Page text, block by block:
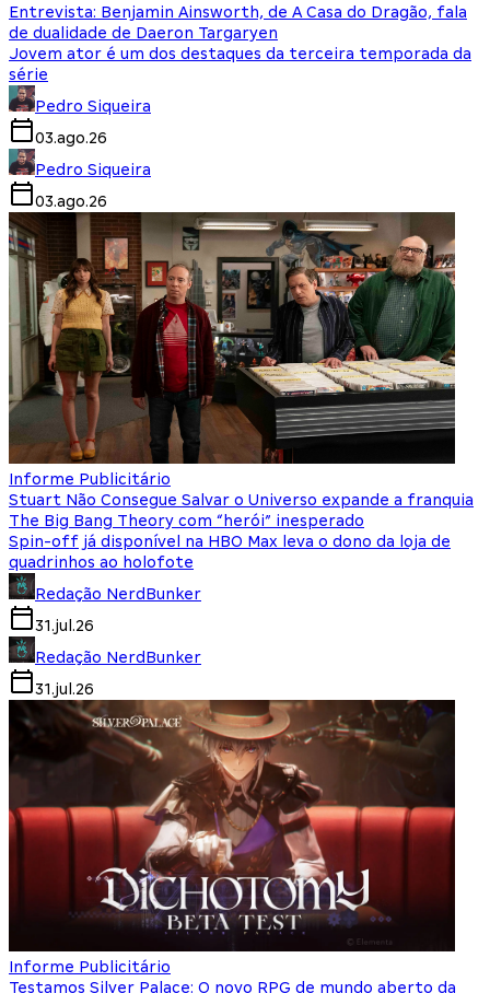
Entrevista: Benjamin Ainsworth, de A Casa do Dragão, fala
de dualidade de Daeron Targaryen
Jovem ator é um dos destaques da terceira temporada da
série
Pedro Siqueira
03.ago.26
Pedro Siqueira
03.ago.26
Informe Publicitário
Stuart Não Consegue Salvar o Universo expande a franquia
The Big Bang Theory com “herói” inesperado
Spin-off já disponível na HBO Max leva o dono da loja de
quadrinhos ao holofote
Redação NerdBunker
31.jul.26
Redação NerdBunker
31.jul.26
Informe Publicitário
Testamos Silver Palace: O novo RPG de mundo aberto da